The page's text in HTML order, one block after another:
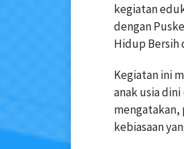
kegiatan
dengan
Hidup Bersih
Kegiatan ini
anak usia dini
mengatakan,
kebiasaan